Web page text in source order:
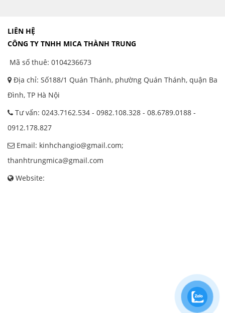
LIÊN HỆ
CÔNG TY TNHH MICA THÀNH TRUNG
Mã số thuê: 0104236673
Địa chỉ: Số188/1 Quán Thánh, phường Quán Thánh, quận Ba
Đình, TP Hà Nội
Tư vấn: 0243.7162.534 - 0982.108.328 - 08.6789.0188 -
0912.178.827
Email: kinhchangio@gmail.com;
thanhtrungmica@gmail.com
Website: